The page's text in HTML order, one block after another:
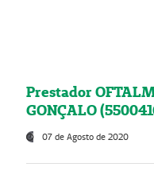
Prestador
GONÇALO
07 de Agosto de 2020